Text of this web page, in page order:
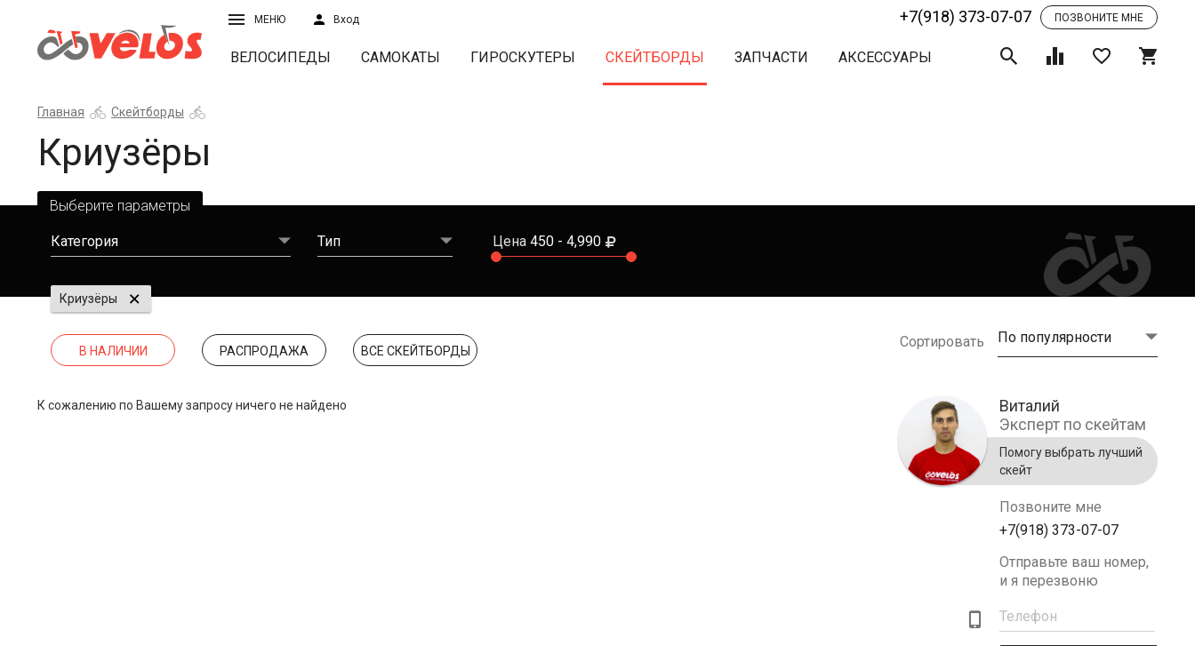
МЕНЮ Вход +7(918) 373-07-07 ПОЗВОНИТЕ МНЕ
ВЕЛОСИПЕДЫ САМОКАТЫ ГИРОСКУТЕРЫ СКЕЙТБОРДЫ ЗАПЧАСТИ АКСЕССУАРЫ
Главная Скейтборды
Криузёры
Выберите параметры
Категория Тип Цена 450 4,990
Криузёры
В НАЛИЧИИ РАСПРОДАЖА ВСЕ СКЕЙТБОРДЫ
Сортировать По популярности
К сожалению по Вашему запросу ничего не найдено
Виталий
Эксперт по скейтам
Помогу выбрать лучший
скейт
Позвоните мне
+7(918) 373-07-07
Отправьте ваш номер,
и я перезвоню
Телефон